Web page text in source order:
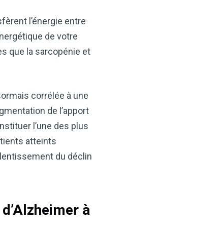
l’énergie entre
de votre
que la sarcopénie et
corrélée à une
de l’apport
l’une des plus
atteints
du déclin
à
est l’un des
Que vous